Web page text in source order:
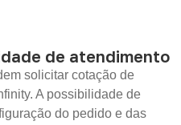
de atendimento
solicitar cotação de
A possibilidade de
do pedido e das